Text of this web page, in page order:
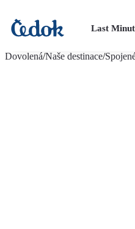
Last
Dovolená/Naše destinace/